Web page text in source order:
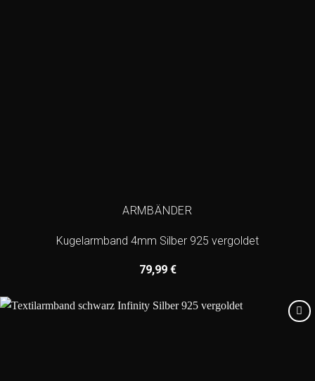
ARMBÄNDER
Kugelarmband 4mm Silber 925 vergoldet
79,99 €